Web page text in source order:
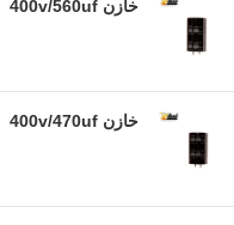
خازن 400v/560uf
خازن 400v/470uf